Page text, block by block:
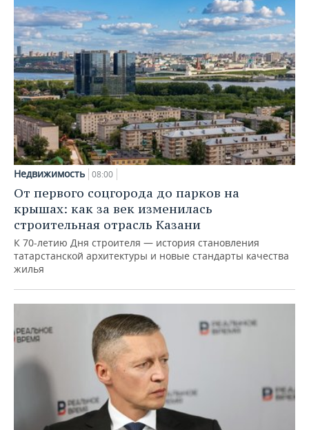
Недвижимость 08:00
От первого соцгорода до парков на
крышах: как за век изменилась
строительная отрасль Казани
К 70-летию Дня строителя — история становления
татарстанской архитектуры и новые стандарты качества
жилья